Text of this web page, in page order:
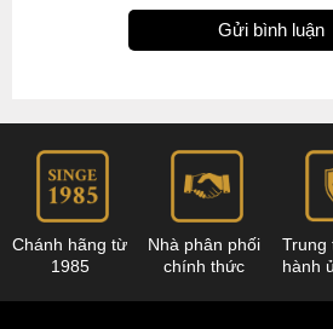
Gửi bình luận
Chánh hãng từ
1985
Nhà phân phối
chính thức
Trung
hành